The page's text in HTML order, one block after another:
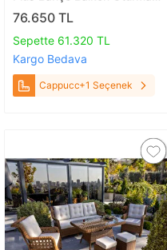
Grubu Cappuccıno
76.650 TL
Sepette 61.320 TL
Kargo Bedava
Cappuccıno+1 Seçenek